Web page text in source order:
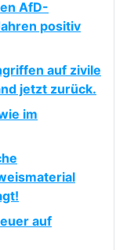
AfD-
positiv
auf zivile
jetzt zurück.
im
auf